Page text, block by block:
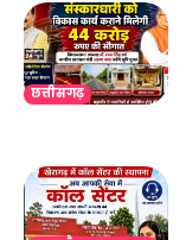
छत्तीसगढ़